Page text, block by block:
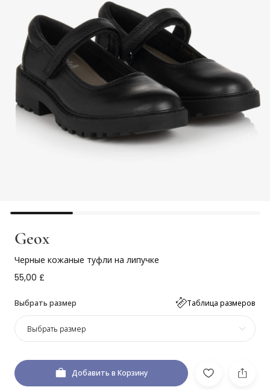
Geox
Черные кожаные туфли на липучке
55,00 £
Выбрать размер Таблица размеров
Выбрать размер
Добавить в Корзину